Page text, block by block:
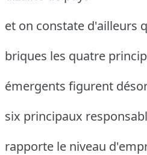
et on constate d'ailleurs
briques les quatre
émergents figurent
six principaux
rapporte le niveau